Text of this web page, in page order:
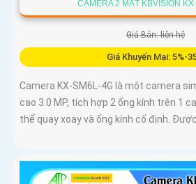
CAMERA 2 MẮT KBVISION
Giá Bán: liên hệ
Giá Khuyến Mại: 5%-
Camera KX-SM6L-4G là một camera
cao 3.0 MP, tích hợp 2 ống kính trên 1
thể quay xoay và ống kính cố định.